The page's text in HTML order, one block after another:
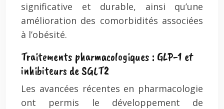
significative et durable, ainsi qu’une
amélioration des comorbidités associées
à l’obésité.
Traitements pharmacologiques : GLP-1 et
inhibiteurs de SGLT2
Les avancées récentes en pharmacologie
ont permis le développement de